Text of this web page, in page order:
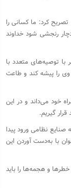
کرد: ما کسانی را
رنجشی شود خداوند
با توصیه‌های متعدد با
وی را پیشه کند و طاعت
خود می‌داند و در این
گیریم.
صنایع نظامی ورود پیدا
با به‌دست آوردن این
و هجمه‌ها را باید